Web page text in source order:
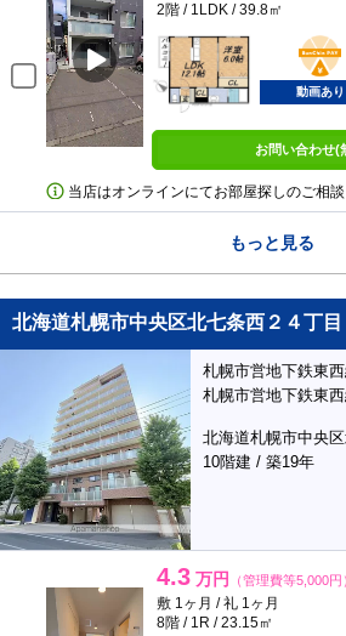
2階 / 1LDK / 39.8㎡
動画あり
お問い合わせ(
当店はオンラインにてお部屋探しのご相談
もっと見る
北海道札幌市中央区北七条西２４丁目
札幌市営地下鉄東
札幌市営地下鉄東
北海道札幌市中央
10階建 / 築19年
4.3 万円 （管理費等5,000円
敷 1ヶ月 / 礼 1ヶ月
8階 / 1R / 23.15㎡